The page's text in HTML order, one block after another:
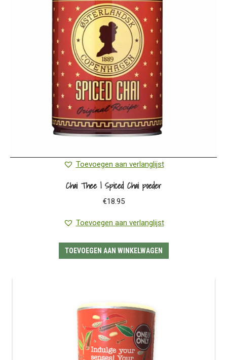
Toevoegen aan verlanglijst
Chai Thee | Spiced Chai poeder
€18.95
Toevoegen aan verlanglijst
TOEVOEGEN AAN WINKELWAGEN